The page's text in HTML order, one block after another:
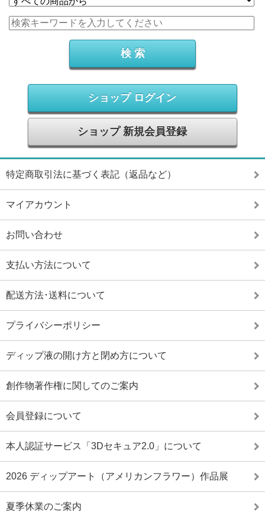
ショップ ログイン
ショップ 新規会員登録
特定商取引法に基づく表記（返品など）
マイアカウント
お問い合わせ
支払い方法について
配送方法･送料について
プライバシーポリシー
ディップ液の開け方と閉め方について
創作物著作権に関してのご案内
会員登録について
本人認証サービス「3Dセキュア2.0」について
2026 ディップアート（アメリカンフラワー）作品展
夏季休業のご案内